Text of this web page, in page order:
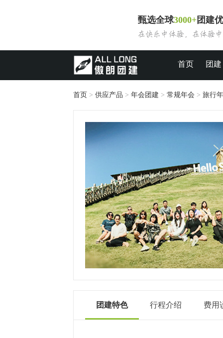
甄选全球3000+团建
首页 团建
首页 > 供应产品 > 年会团建 > 常规年会 > 旅行
团建特色 行程介绍 费用